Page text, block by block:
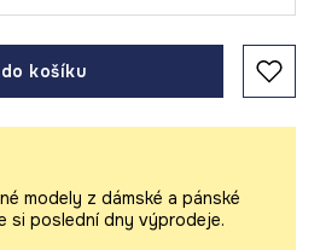
košíku
modely z dámské a pánské
si poslední dny výprodeje.